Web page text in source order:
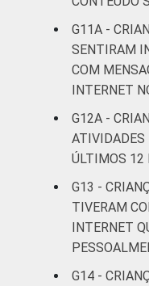
CLASSE
SOCIAL
Estudos
G11A -
SENTIRAM
COM
INTERNET
G12A -
ATIVIDADES
ÚLTIMOS 12
G13 -
TIVERAM
INTERNET
G14 -